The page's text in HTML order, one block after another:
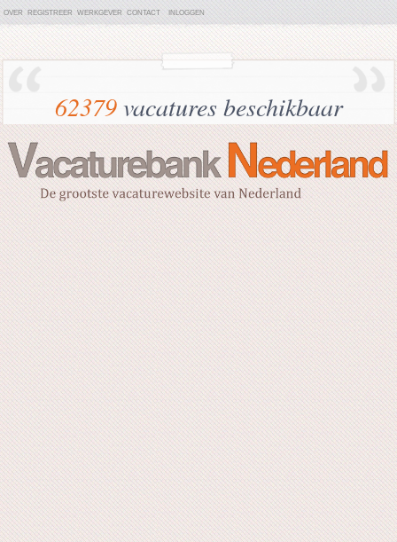
OVER REGISTREER WERKGEVER CONTACT INLOGGEN
62379vacatures beschikbaar